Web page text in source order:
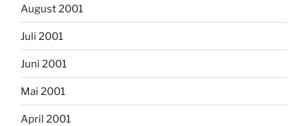
August 2001
Juli 2001
Juni 2001
Mai 2001
April 2001